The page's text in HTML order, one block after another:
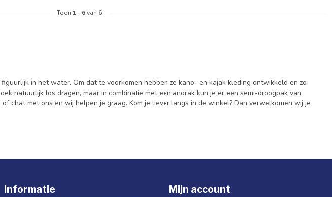
Toon 1 - 6van 6
in het water. Om dat te voorkomen hebben ze kano- en kajak kleding ontwikkeld en zo
natuurlijk los dragen, maar in combinatie met een anorak kun je er een semi-droogpak van
chat met ons en wij helpen je graag. Kom je liever langs in de winkel? Dan verwelkomen wij je
Informatie Mijn account